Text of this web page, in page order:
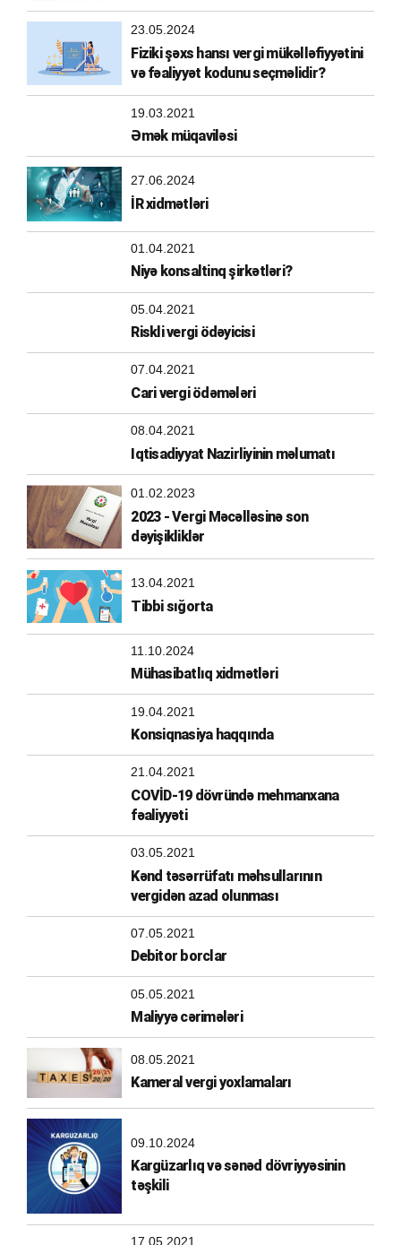
23.05.2024
Fiziki şəxs hansı vergi mükəlləfiyyətini
və fəaliyyət kodunu seçməlidir?
19.03.2021
Əmək müqaviləsi
27.06.2024
İR xidmətləri
01.04.2021
Niyə konsaltinq şirkətləri?
05.04.2021
Riskli vergi ödəyicisi
07.04.2021
Cari vergi ödəmələri
08.04.2021
Iqtisadiyyat Nazirliyinin məlumatı
01.02.2023
2023 - Vergi Məcəlləsinə son
dəyişikliklər
13.04.2021
Tibbi sığorta
11.10.2024
Mühasibatlıq xidmətləri
19.04.2021
Konsiqnasiya haqqında
21.04.2021
COVİD-19 dövründə mehmanxana
fəaliyyəti
03.05.2021
Kənd təsərrüfatı məhsullarının
vergidən azad olunması
07.05.2021
Debitor borclar
05.05.2021
Maliyyə cərimələri
08.05.2021
Kameral vergi yoxlamaları
09.10.2024
Kargüzarlıq və sənəd dövriyyəsinin
təşkili
17.05.2021